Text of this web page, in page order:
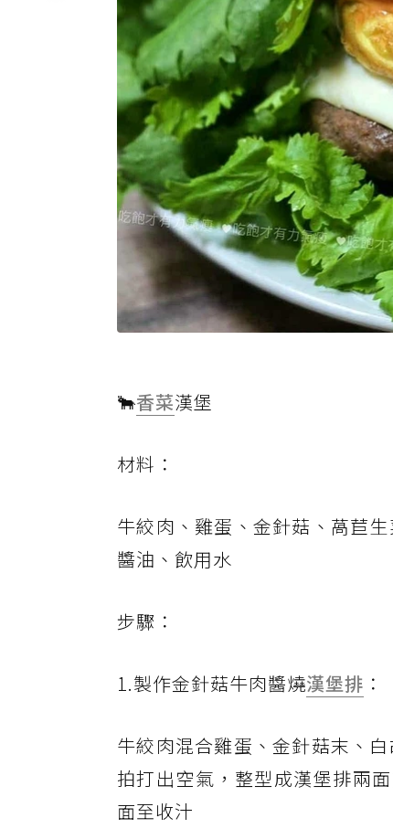
🐂香菜漢堡
材料：
牛絞肉、雞蛋、金針菇、萵苣
醬油、飲用水
步驟：
1.製作金針菇牛肉醬燒漢堡排 ：
牛絞肉混合雞蛋、金針菇末、
拍打出空氣，整型成漢堡排兩
面至收汁